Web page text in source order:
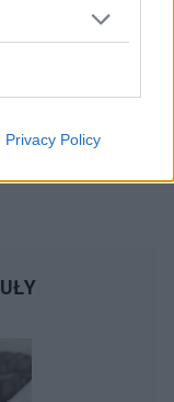
Privacy Policy